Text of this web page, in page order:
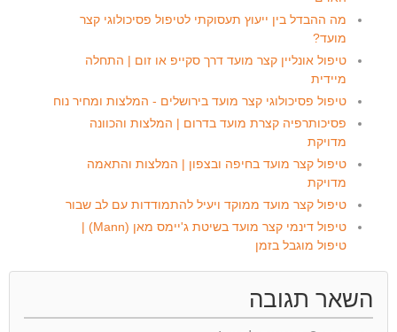
מה ההבדל בין ייעוץ תעסוקתי לטיפול פסיכולוגי קצר
מועד?
טיפול אונליין קצר מועד דרך סקייפ או זום | התחלה
מיידית
טיפול פסיכולוגי קצר מועד בירושלים - המלצות ומחיר נוח
פסיכותרפיה קצרת מועד בדרום | המלצות והכוונה
מדויקת
טיפול קצר מועד בחיפה ובצפון | המלצות והתאמה
מדויקת
טיפול קצר מועד ממוקד ויעיל להתמודדות עם לב שבור
טיפול דינמי קצר מועד בשיטת ג'יימס מאן (Mann) |
טיפול מוגבל בזמן
השאר תגובה